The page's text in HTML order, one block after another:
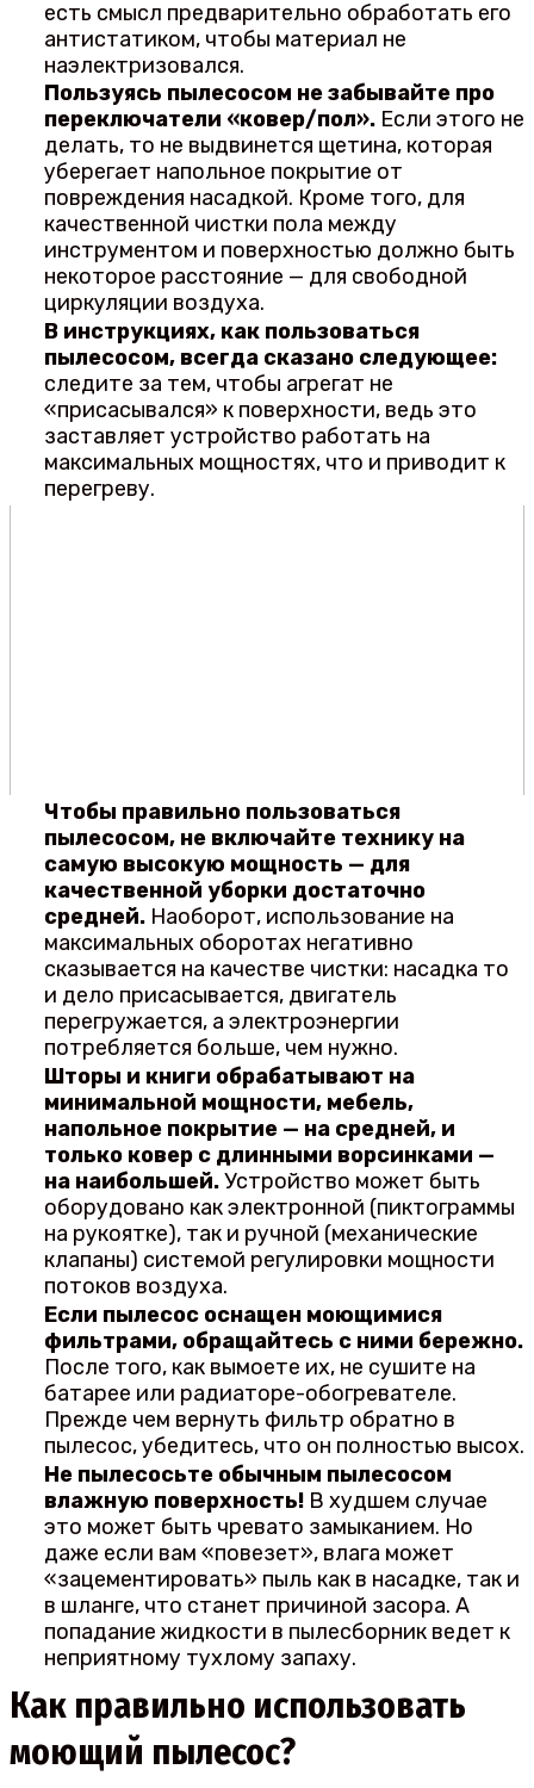
есть смысл предварительно обработать его
антистатиком, чтобы материал не
наэлектризовался.
Пользуясь пылесосом не забывайте про
переключатели «ковер/пол».Если этого не
делать, то не выдвинется щетина, которая
уберегает напольное покрытие от
повреждения насадкой. Кроме того, для
качественной чистки пола между
инструментом и поверхностью должно быть
некоторое расстояние — для свободной
циркуляции воздуха.
В инструкциях, как пользоваться
пылесосом, всегда сказано следующее:
следите за тем, чтобы агрегат не
«присасывался» к поверхности, ведь это
заставляет устройство работать на
максимальных мощностях, что и приводит к
перегреву.
Чтобы правильно пользоваться
пылесосом, не включайте технику на
самую высокую мощность — для
качественной уборки достаточно
средней.Наоборот, использование на
максимальных оборотах негативно
сказывается на качестве чистки: насадка то
и дело присасывается, двигатель
перегружается, а электроэнергии
потребляется больше, чем нужно.
Шторы и книги обрабатывают на
минимальной мощности, мебель,
напольное покрытие — на средней, и
только ковер с длинными ворсинками —
на наибольшей.Устройство может быть
оборудовано как электронной (пиктограммы
на рукоятке), так и ручной (механические
клапаны) системой регулировки мощности
потоков воздуха.
Если пылесос оснащен моющимися
фильтрами, обращайтесь с ними бережно.
После того, как вымоете их, не сушите на
батарее или радиаторе-обогревателе.
Прежде чем вернуть фильтр обратно в
пылесос, убедитесь, что он полностью высох.
Не пылесосьте обычным пылесосом
влажную поверхность!В худшем случае
это может быть чревато замыканием. Но
даже если вам «повезет», влага может
«зацементировать» пыль как в насадке, так и
в шланге, что станет причиной засора. А
попадание жидкости в пылесборник ведет к
неприятному тухлому запаху.
Как правильно использовать
моющий пылесос?